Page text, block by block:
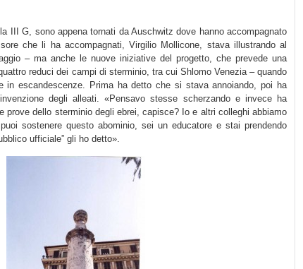
III G, sono appena tornati da Auschwitz dove hanno accompagnato
che li ha accompagnati, Virgilio Mollicone, stava illustrando al
– ma anche le nuove iniziative del progetto, che prevede una
reduci dei campi di sterminio, tra cui Shlomo Venezia – quando
in escandescenze. Prima ha detto che si stava annoiando, poi ha
degli alleati. «Pensavo stesse scherzando e invece ha
prove dello sterminio degli ebrei, capisce? Io e altri colleghi abbiamo
sostenere questo abominio, sei un educatore e stai prendendo
ufficiale” gli ho detto».